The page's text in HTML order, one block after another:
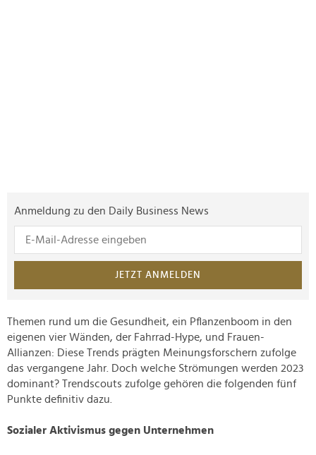
Anmeldung zu den Daily Business News
JETZT ANMELDEN
Themen rund um die Gesundheit, ein Pflanzenboom in den
eigenen vier Wänden, der Fahrrad-Hype, und Frauen-
Allianzen: Diese Trends prägten Meinungsforschern zufolge
das vergangene Jahr. Doch welche Strömungen werden 2023
dominant? Trendscouts zufolge gehören die folgenden fünf
Punkte definitiv dazu.
Sozialer Aktivismus gegen Unternehmen